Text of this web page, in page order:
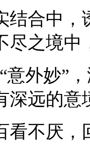
结合中，
尽之境中
意外妙”
深远的
看不厌，